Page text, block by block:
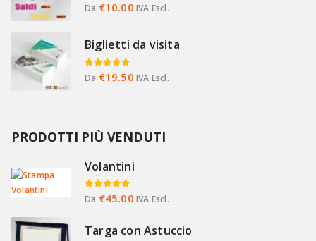
0 Su 5
Da €10.00 IVA Escl.
Biglietti da visita
0 Su 5
Da €19.50 IVA Escl.
PRODOTTI PIÙ VENDUTI
Volantini
0 Su 5
Da €45.00 IVA Escl.
Targa con Astuccio